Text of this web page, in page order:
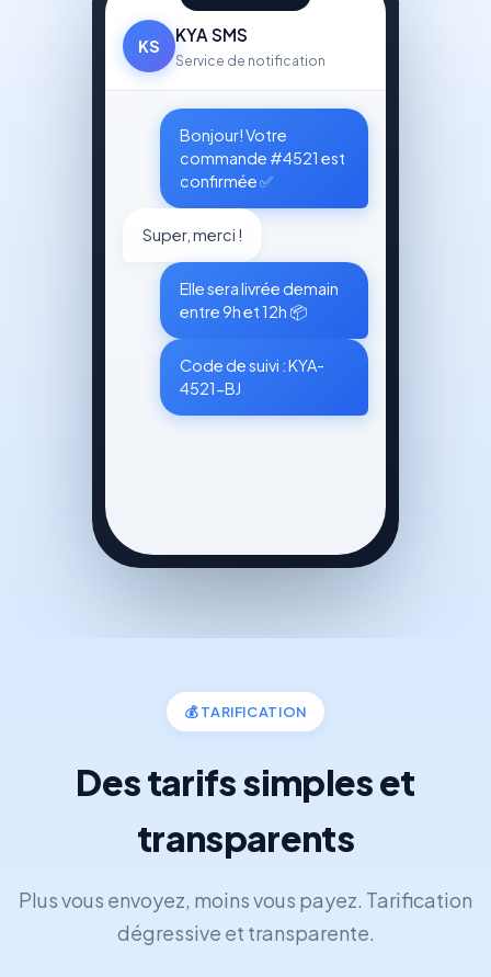
KS
KYA SMS
Service de notification
Bonjour! Votre
commande #4521 est
confirmée ✅
Super, merci !
Elle sera livrée demain
entre 9h et 12h 📦
Code de suivi : KYA-
4521-BJ
💰TARIFICATION
Des tarifs simples et
transparents
Plus vous envoyez, moins vous payez. Tarification
dégressive et transparente.